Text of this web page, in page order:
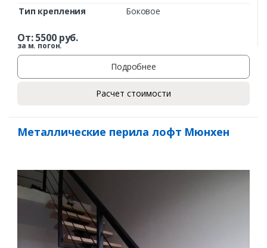
Ваш телефон*
Тип крепления
Боковое
От:5500руб.
за м. погон.
Подробнее
Расчет стоимости
Металлические перила лофт Мюнхен